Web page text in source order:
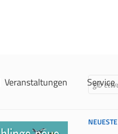
Veranstaltungen Service
NEUESTE